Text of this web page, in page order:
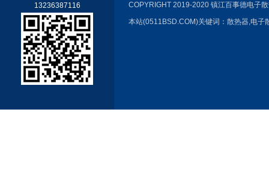
13236387116
COPYRIGHT 2019-2020 镇江百事德电子
本站(0511BSD.COM)关键词： 散热器,电子